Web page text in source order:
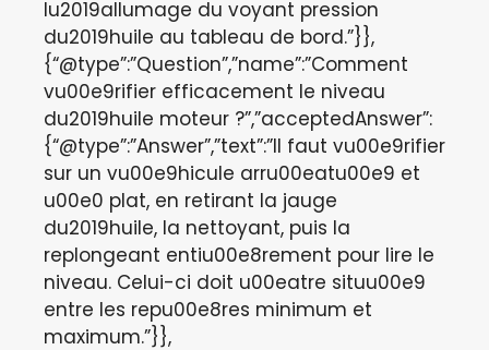
lu2019allumage du voyant pression
du2019huile au tableau de bord.”}},
{“@type”:”Question”,”name”:”Comment
vu00e9rifier efficacement le niveau
du2019huile moteur ?”,”acceptedAnswer”:
{“@type”:”Answer”,”text”:”Il faut vu00e9rifier
sur un vu00e9hicule arru00eatu00e9 et
u00e0 plat, en retirant la jauge
du2019huile, la nettoyant, puis la
replongeant entiu00e8rement pour lire le
niveau. Celui-ci doit u00eatre situu00e9
entre les repu00e8res minimum et
maximum.”}},